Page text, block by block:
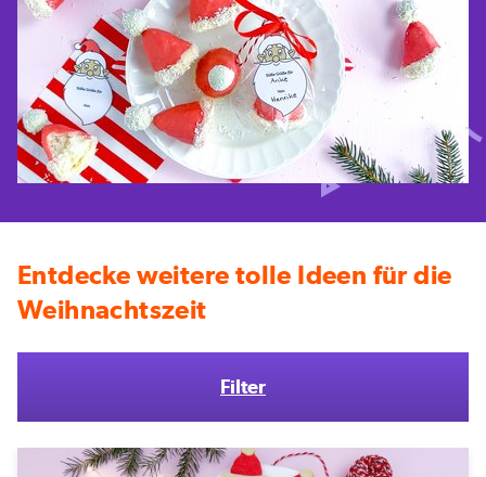
Entdecke weitere tolle Ideen für die
Weihnachtszeit
Filter